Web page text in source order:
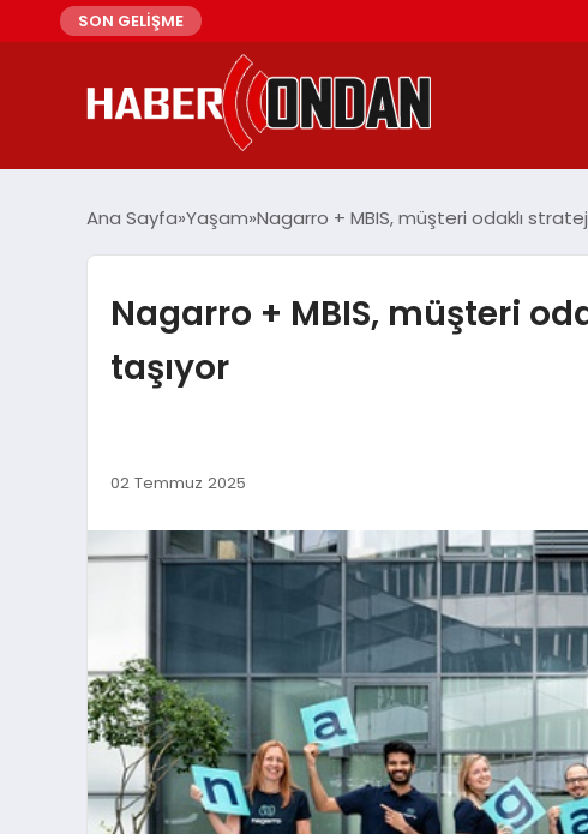
SON GELİŞME
Ana Sayfa Yaşam Nagarro + MBIS, müşteri odaklı
Nagarro + MBIS, müşteri
taşıyor
02 Temmuz 2025